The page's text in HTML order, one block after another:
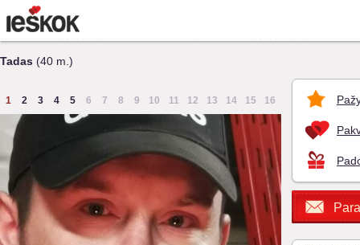
Tadas (40 m.)
1 2 3 4 5 6 7 8 9 10 11 12 13 14 15 16